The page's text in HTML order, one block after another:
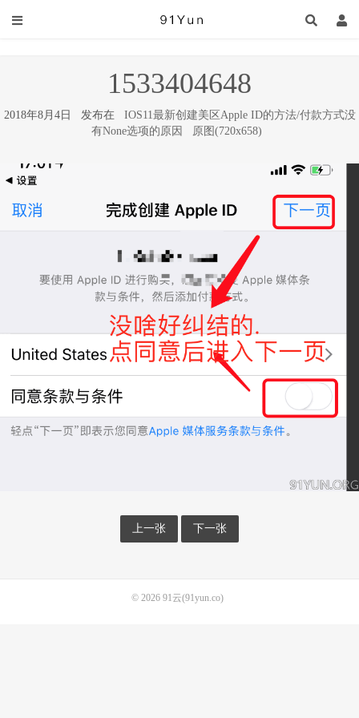
1533404648
2018年8月4日 发布在 IOS11最新创建美区Apple ID的方法/付款方式没
有None选项的原因
原图(720x658)
上一张 下一张
© 2026 91云(91yun.co)